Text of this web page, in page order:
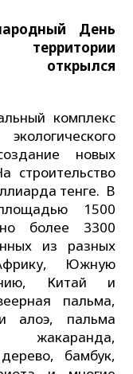
День
открылся
комплекс
новых
строительство
тенге. В
1500
более 3300
из разных
Южную
Китай и
пальма,
алоэ, пальма
жакаранда,
бамбук,